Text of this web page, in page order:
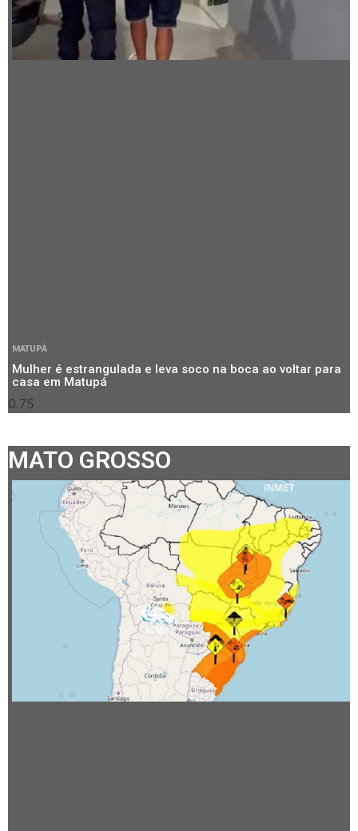
MATUPÁ
Mulher é estrangulada e leva soco na boca ao voltar para
casa em Matupá
MATO GROSSO